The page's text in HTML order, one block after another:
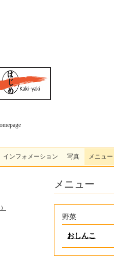
インフォメーション 写真 メニュー
メニュー
野菜
おしんこ